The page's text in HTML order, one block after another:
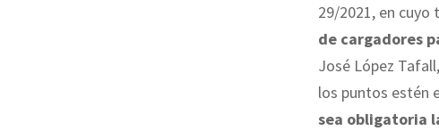
29/2021, en
de cargadores
José López
los puntos estén
sea obligatoria